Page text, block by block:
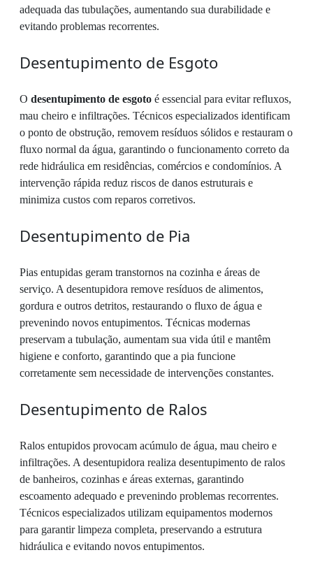
adequada das tubulações, aumentando sua durabilidade e
evitando problemas recorrentes.
Desentupimento de Esgoto
O desentupimento de esgoto é essencial para evitar refluxos,
mau cheiro e infiltrações. Técnicos especializados identificam
o ponto de obstrução, removem resíduos sólidos e restauram o
fluxo normal da água, garantindo o funcionamento correto da
rede hidráulica em residências, comércios e condomínios. A
intervenção rápida reduz riscos de danos estruturais e
minimiza custos com reparos corretivos.
Desentupimento de Pia
Pias entupidas geram transtornos na cozinha e áreas de
serviço. A desentupidora remove resíduos de alimentos,
gordura e outros detritos, restaurando o fluxo de água e
prevenindo novos entupimentos. Técnicas modernas
preservam a tubulação, aumentam sua vida útil e mantêm
higiene e conforto, garantindo que a pia funcione
corretamente sem necessidade de intervenções constantes.
Desentupimento de Ralos
Ralos entupidos provocam acúmulo de água, mau cheiro e
infiltrações. A desentupidora realiza desentupimento de ralos
de banheiros, cozinhas e áreas externas, garantindo
escoamento adequado e prevenindo problemas recorrentes.
Técnicos especializados utilizam equipamentos modernos
para garantir limpeza completa, preservando a estrutura
hidráulica e evitando novos entupimentos.